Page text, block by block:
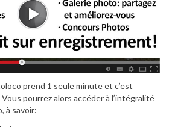
prend 1 seule minute et c’est
Vous pourrez alors accéder à l’intégralité
à savoir: